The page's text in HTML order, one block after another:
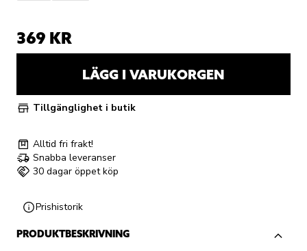
369 KR
LÄGG I VARUKORGEN
Tillgänglighet i butik
Alltid fri frakt!
Snabba leveranser
30 dagar öppet köp
Prishistorik
PRODUKTBESKRIVNING